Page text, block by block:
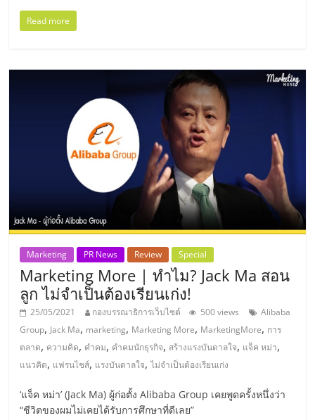
เปิด
ปรึกษา
บริการ
พัฒนา
ระบบ
แฟ
รน
ไชส์"
"ศูนย์
รวม
Read more
Marketing PR News Review Special
Marketing More | ทำไม? Jack Ma สอน
ลูก ไม่จำเป็นต้องเรียนเก่ง!
25/05/2021 กองบรรณาธิการเว็บไซต์ 500 views
Alibaba
Group, Jack Ma, marketing, Marketing More, MarketingMore, การ
ตลาด, ความคิด, คำคม, คำคมนักธุรกิจ, สร้างแรงบันดาลใจ, แจ็ค หม่า,
แนวคิด, แฟรนไชส์, แรงบันดาลใจ,ไม่จำเป็นต้องเรียนเก่ง
‘แจ็ค หม่า’ (Jack Ma) ผู้ก่อตั้ง Alibaba Group เคยพูดครั้งหนึ่งว่า
“ชีวิตของผมไม่เคยได้รับการศึกษาที่ดีเลย”